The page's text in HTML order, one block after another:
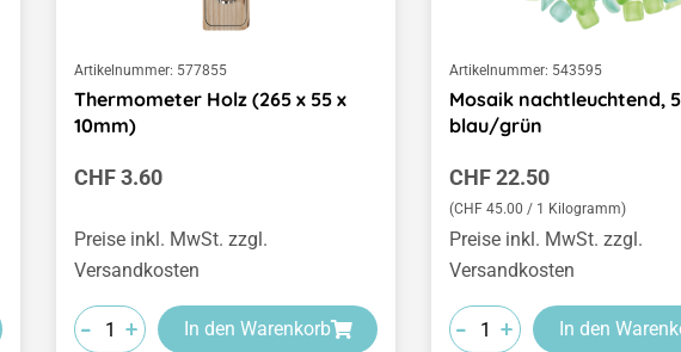
Artikelnummer: 577855
Thermometer Holz (265 x 55 x
10mm)
Regulärer Preis:
CHF 3.60
Preise inkl. MwSt. zzgl.
Versandkosten
-
-
- +
+
+ In den Warenkorb
Artikelnummer: 543595
Mosaik nachtleuchtend,
blau/grün
Regulärer Preis:
CHF 22.50
(CHF 45.00 / 1 Kilogramm)
Preise inkl. MwSt. zzgl.
Versandkosten
-
-
- +
+
+ In den